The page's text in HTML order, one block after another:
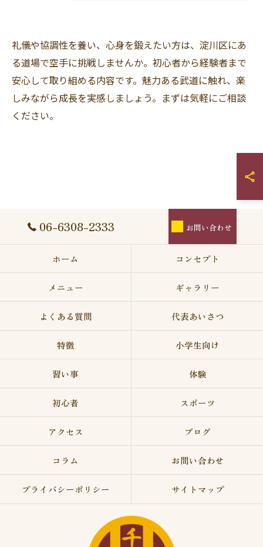
礼儀や協調性を養い、心身を鍛えたい方は、淀川区にあ
る道場で空手に挑戦しませんか。初心者から経験者まで
安心して取り組める内容です。魅力ある武道に触れ、楽
しみながら成長を実感しましょう。まずは気軽にご相談
ください。
06-6308-2333 お問い合わせ
ホーム コンセプト
メニュー ギャラリー
よくある質問 代表あいさつ
特徴 小学生向け
習い事 体験
初心者 スポーツ
アクセス ブログ
コラム お問い合わせ
プライバシーポリシー サイトマップ
お問い合わせはこちら